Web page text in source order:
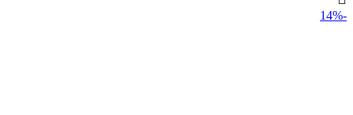
-14%